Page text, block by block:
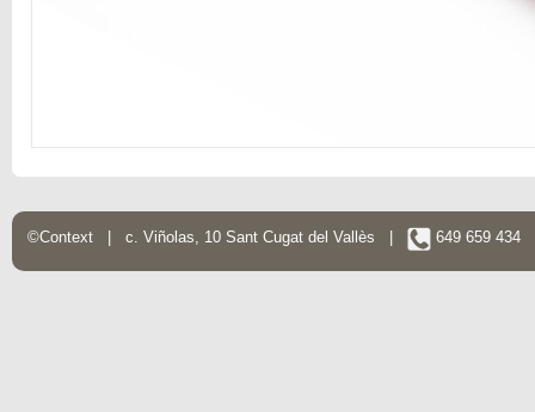
©Context | c. Viñolas, 10 Sant Cugat del Vallès | 649 659